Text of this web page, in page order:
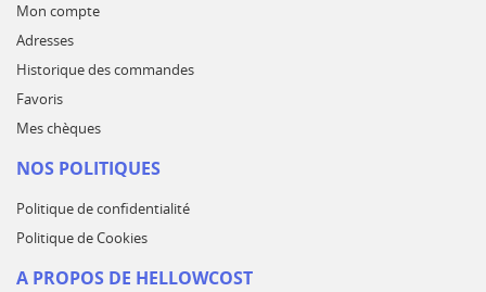
Mon compte
Adresses
Historique des commandes
Favoris
Mes chèques
NOS POLITIQUES
Politique de confidentialité
Politique de Cookies
A PROPOS DE HELLOWCOST